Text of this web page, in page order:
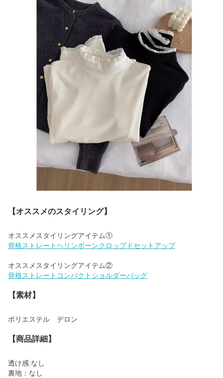
【オススメのスタイリング】
骨格ストレートヘリンボーンクロップドセットアップ
骨格ストレートコンパクトショルダーバッグ
【素材】
ポリエステル デロン
【商品詳細】
透け感:なし
裏地：なし